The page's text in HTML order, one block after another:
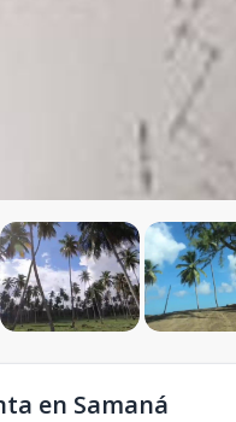
en Samaná